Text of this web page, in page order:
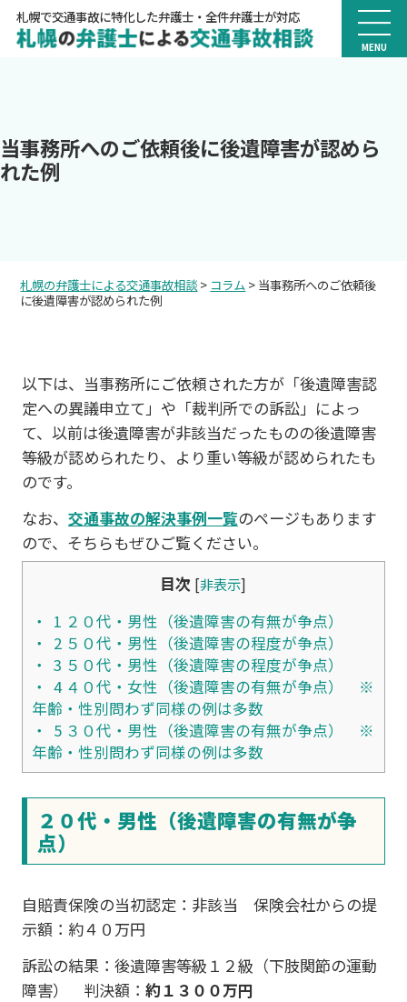
札幌で交通事故に特化した弁護士・全件弁護士が対応
MENU
当事務所へのご依頼後に後遺障害が認めら
れた例
札幌の弁護士による交通事故相談 > コラム > 当事務所へのご依頼後
に後遺障害が認められた例
以下は、当事務所にご依頼された方が「後遺障害認
定への異議申立て」や「裁判所での訴訟」によっ
て、以前は後遺障害が非該当だったものの後遺障害
等級が認められたり、より重い等級が認められたも
のです。
なお、 交通事故の解決事例一覧のページもあります
ので、そちらもぜひご覧ください。
目次 [非表示]
1 ２０代・男性（後遺障害の有無が争点）
2５０代・男性（後遺障害の程度が争点）
3 ５０代・男性（後遺障害の程度が争点）
4４０代・女性（後遺障害の有無が争点） ※
年齢・性別問わず同様の例は多数
5３０代・男性（後遺障害の有無が争点） ※
年齢・性別問わず同様の例は多数
２０代・男性（後遺障害の有無が争
点）
自賠責保険の当初認定：非該当 保険会社からの提
示額：約４０万円
訴訟の結果：後遺障害等級１２級（下肢関節の運動
障害） 判決額： 約１３００万円